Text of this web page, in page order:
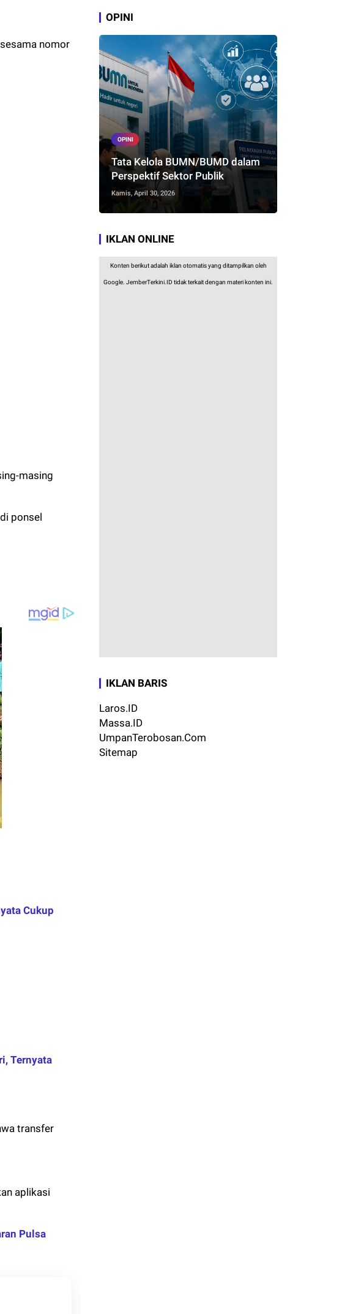
nomor
masing
ponsel
Cukup
Ternyata
transfer
aplikasi
Pulsa
OPINI
OPINI
Tata Kelola BUMN/BUMD dalam
Perspektif Sektor Publik
Kamis, April 30, 2026
IKLAN ONLINE
Konten berikut adalah iklan otomatis yang ditampilkan oleh
Google. JemberTerkini.ID tidak terkait dengan materi konten ini.
IKLAN BARIS
Laros.ID
Massa.ID
UmpanTerobosan.Com
Sitemap